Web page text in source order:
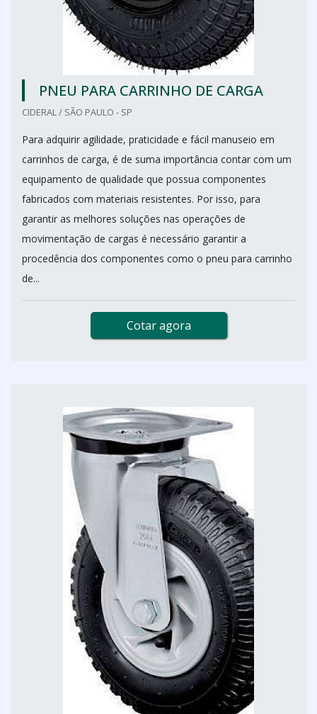
PNEU PARA CARRINHO DE CARGA
CIDERAL / SÃO PAULO - SP
Para adquirir agilidade, praticidade e fácil manuseio em
carrinhos de carga, é de suma importância contar com um
equipamento de qualidade que possua componentes
fabricados com materiais resistentes. Por isso, para
garantir as melhores soluções nas operações de
movimentação de cargas é necessário garantir a
procedência dos componentes como o pneu para carrinho
de...
Cotar agora